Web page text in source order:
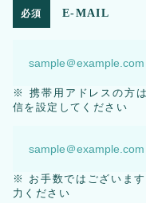
必須 E-MAIL
※ 携帯用アドレスの方
信を設定してください
※ お手数ではございま
力ください